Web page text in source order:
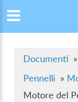
Documenti »
Pennelli »
Motore del